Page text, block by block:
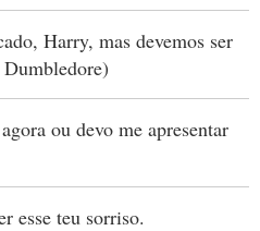
Harry, mas devemos ser
ou devo me apresentar
esse teu sorriso.